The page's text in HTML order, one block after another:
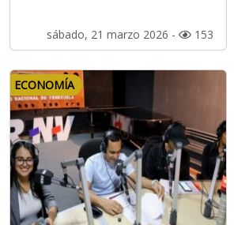
sábado, 21 marzo 2026 - 153
ECONOMÍA